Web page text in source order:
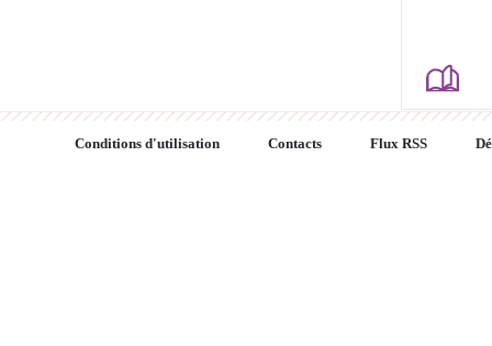
Conditions d'utilisation Contacts Flux RSS